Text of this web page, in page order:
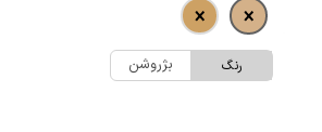
رنگ بژروشن